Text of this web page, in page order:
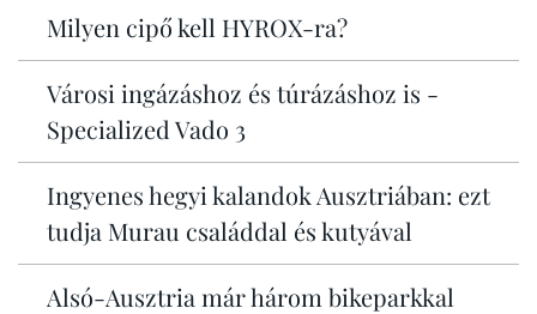
Milyen cipő kell HYROX-ra?
Városi ingázáshoz és túrázáshoz is -
Specialized Vado 3
Ingyenes hegyi kalandok Ausztriában: ezt
tudja Murau családdal és kutyával
Alsó-Ausztria már három bikeparkkal